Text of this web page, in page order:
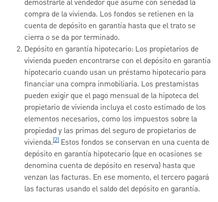
demostrarle al vendedor que asume con seriedad la
compra de la vivienda. Los fondos se retienen en la
cuenta de depósito en garantía hasta que el trato se
cierra o se da por terminado.
Depósito en garantía hipotecario: Los propietarios de
vivienda pueden encontrarse con el depósito en garantía
hipotecario cuando usan un préstamo hipotecario para
financiar una compra inmobiliaria. Los prestamistas
pueden exigir que el pago mensual de la hipoteca del
propietario de vivienda incluya el costo estimado de los
elementos necesarios, como los impuestos sobre la
propiedad y las primas del seguro de propietarios de
vivienda.[2] Estos fondos se conservan en una cuenta de
depósito en garantía hipotecario (que en ocasiones se
denomina cuenta de depósito en reserva) hasta que
venzan las facturas. En ese momento, el tercero pagará
las facturas usando el saldo del depósito en garantía.